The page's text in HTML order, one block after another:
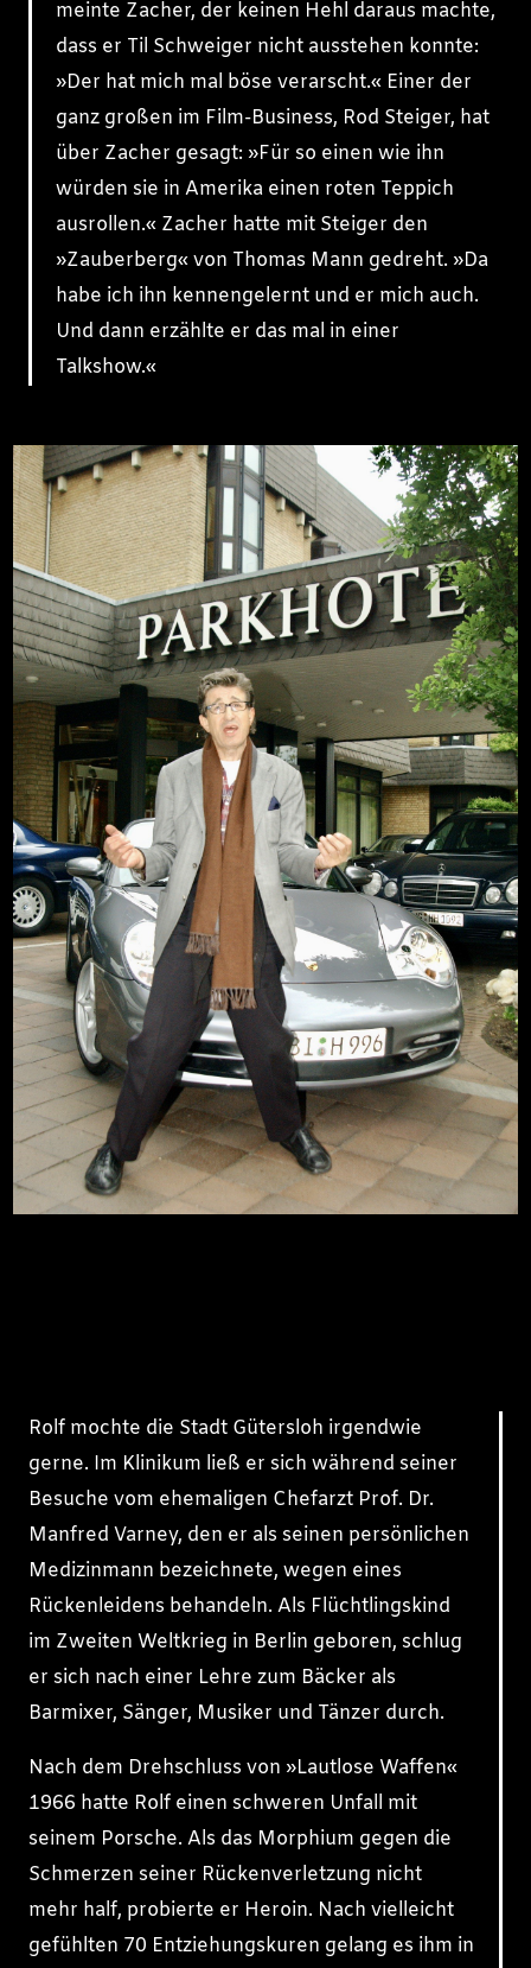
meinte Zacher, der keinen Hehl daraus machte,
dass er Til Schweiger nicht ausstehen konnte:
»Der hat mich mal böse verarscht.« Einer der
ganz großen im Film-Business, Rod Steiger, hat
über Zacher gesagt: »Für so einen wie ihn
würden sie in Amerika einen roten Teppich
ausrollen.« Zacher hatte mit Steiger den
»Zauberberg« von Thomas Mann gedreht. »Da
habe ich ihn kennengelernt und er mich auch.
Und dann erzählte er das mal in einer
Talkshow.«
Rolf mochte die Stadt Gütersloh irgendwie
gerne. Im Klinikum ließ er sich während seiner
Besuche vom ehemaligen Chefarzt Prof. Dr.
Manfred Varney, den er als seinen persönlichen
Medizinmann bezeichnete, wegen eines
Rückenleidens behandeln. Als Flüchtlingskind
im Zweiten Weltkrieg in Berlin geboren, schlug
er sich nach einer Lehre zum Bäcker als
Barmixer, Sänger, Musiker und Tänzer durch.
Nach dem Drehschluss von »Lautlose Waffen«
1966 hatte Rolf einen schweren Unfall mit
seinem Porsche. Als das Morphium gegen die
Schmerzen seiner Rückenverletzung nicht
mehr half, probierte er Heroin. Nach vielleicht
gefühlten 70 Entziehungskuren gelang es ihm in